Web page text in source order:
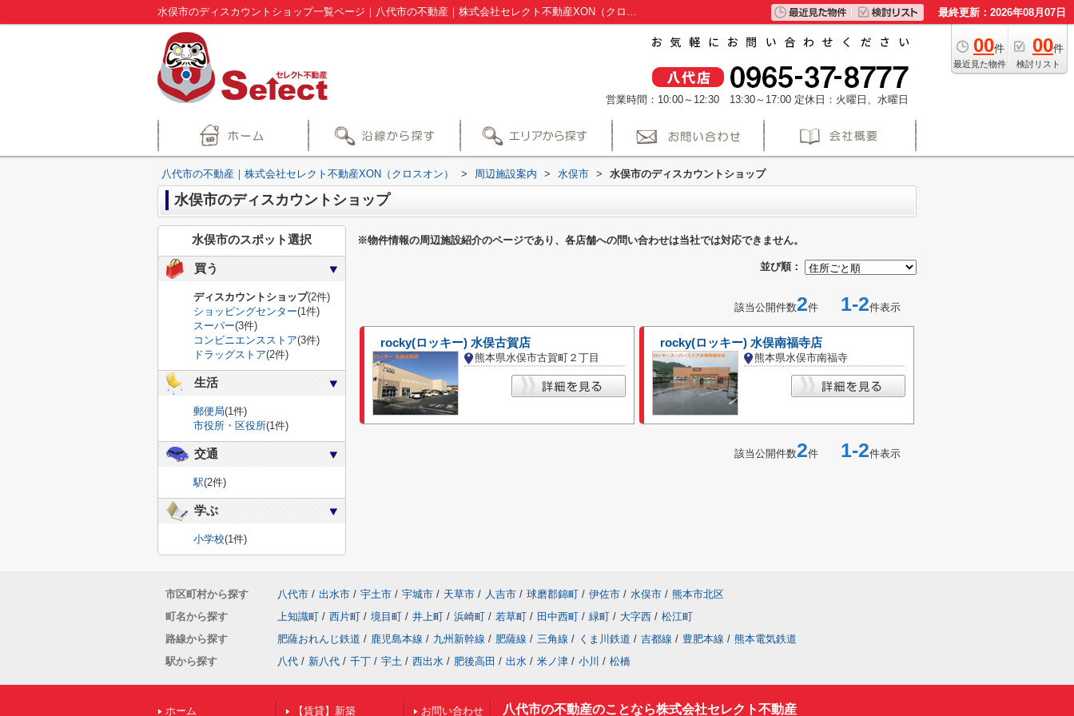
水俣市のディスカウントショップ一覧ページ｜八代市の不動産｜株式会社セレクト不動産XON（クロスオン） 最終更新：2026年08月07日
00件
最近見た物件
00件
検討リスト
営業時間：10:00～12:30 13:30～17:00 定休日：火曜日、水曜日
八代市の不動産｜株式会社セレクト不動産XON（クロスオン） > 周辺施設案内 > 水俣市 > 水俣市のディスカウントショップ
水俣市のディスカウントショップ
※物件情報の周辺施設紹介のページであり、各店舗への問い合わせは当社では対応できません。
並び順：
該当公開件数2件 1-2件表示
rocky(ロッキー) 水俣古賀店
熊本県水俣市古賀町２丁目
rocky(ロッキー) 水俣南福寺店
熊本県水俣市南福寺
該当公開件数2件 1-2件表示
水俣市のスポット選択
買う
ディスカウントショップ(2件)
ショッピングセンター(1件)
スーパー(3件)
コンビニエンスストア(3件)
ドラッグストア(2件)
生活
郵便局(1件)
市役所・区役所(1件)
交通
駅(2件)
学ぶ
小学校(1件)
市区町村から探す 八代市 / 出水市 / 宇土市 / 宇城市 / 天草市 / 人吉市 / 球磨郡錦町 / 伊佐市 / 水俣市 / 熊本市北区
町名から探す
上知識町 / 西片町 / 境目町 / 井上町 / 浜崎町 / 若草町 / 田中西町 / 緑町 / 大字西 / 松江町
路線から探す
肥薩おれんじ鉄道 / 鹿児島本線 / 九州新幹線 / 肥薩線 / 三角線 / くま川鉄道 / 吉都線 / 豊肥本線 / 熊本電気鉄道
駅から探す
八代 / 新八代 / 千丁 / 宇土 / 西出水 / 肥後高田 / 出水 / 米ノ津 / 小川 / 松橋
ホーム 【賃貸】新築 お問い合わせ 八代市の不動産のことなら株式会社セレクト不動産